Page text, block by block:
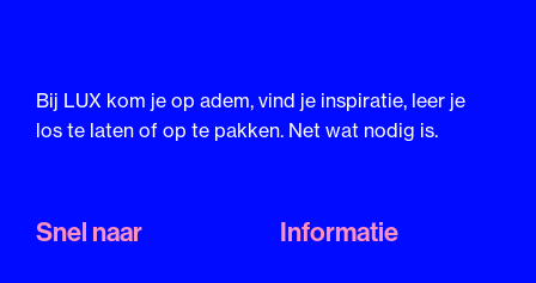
Bij LUX kom je op adem, vind je inspiratie, leer je
los te laten of op te pakken. Net wat nodig is.
Snel naar Informatie